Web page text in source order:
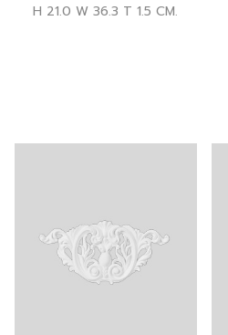
H 21.0 W 36.3 T 1.5 CM.